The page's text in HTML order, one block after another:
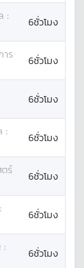
:
6ชั่วโมง
าร
6ชั่วโมง
6ชั่วโมง
:
6ชั่วโมง
ร์
6ชั่วโมง
:
6ชั่วโมง
:
6ชั่วโมง